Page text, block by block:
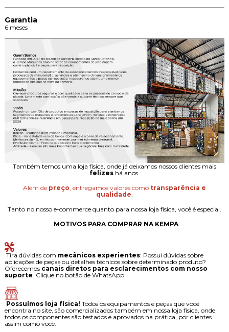
Garantia
6 meses
Também temos uma loja física, onde já deixamos nossos clientes mais
felizeshá anos.
Além de preço, entregamos valores como transparência e
qualidade.
Tanto no nosso e-commerce quanto para nossa loja física, você é especial.
MOTIVOS PARA COMPRAR NA KEMPA
Tira dúvidas com mecânicos experientes: Possui dúvidas sobre
aplicações de peças ou detalhes técnicos sobre determinado produto?
Oferecemos canais diretos para esclarecimentos com nosso
suporte. Clique no botão de WhatsApp!
Possuímos loja física! Todos os equipamentos e peças que você
encontra no site, são comercializados também em nossa loja física, onde
todos os componentes são testados e aprovados na prática, por clientes
assim como você.